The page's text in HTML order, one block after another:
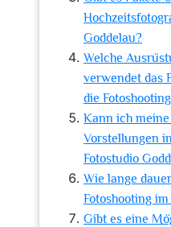
Goddelau?
Welche
verwendet das
die
Kann ich
Vorstellungen
Fotostudio
Wie lange
Fotoshooting
Gibt es eine